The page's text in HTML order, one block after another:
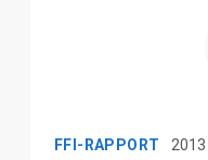
FFI-RAPPORT 2013